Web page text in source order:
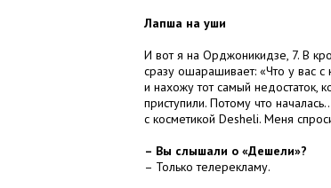
Лапша на уши
И вот я на Орджоникидзе, 7. В
сразу ошарашивает: «Что у вас
и нахожу тот самый недостаток,
приступили. Потому что
с косметикой Desheli. Меня
– Вы слышали о «Дешели»?
– Только телерекламу.